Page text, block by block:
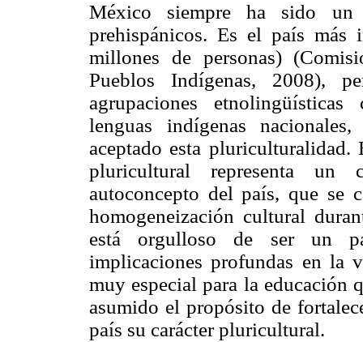
México siempre ha sido un
prehispánicos. Es el país más
millones de personas)
Pueblos Indígenas, 2008),
agrupaciones
lenguas indígenas
aceptado esta
pluricultural representa un
autoconcepto del país, que se
homogeneización cultural
está orgulloso de ser un
implicaciones profundas en la
muy especial para la educación
asumido el propósito de
país su carácter pluricultural.